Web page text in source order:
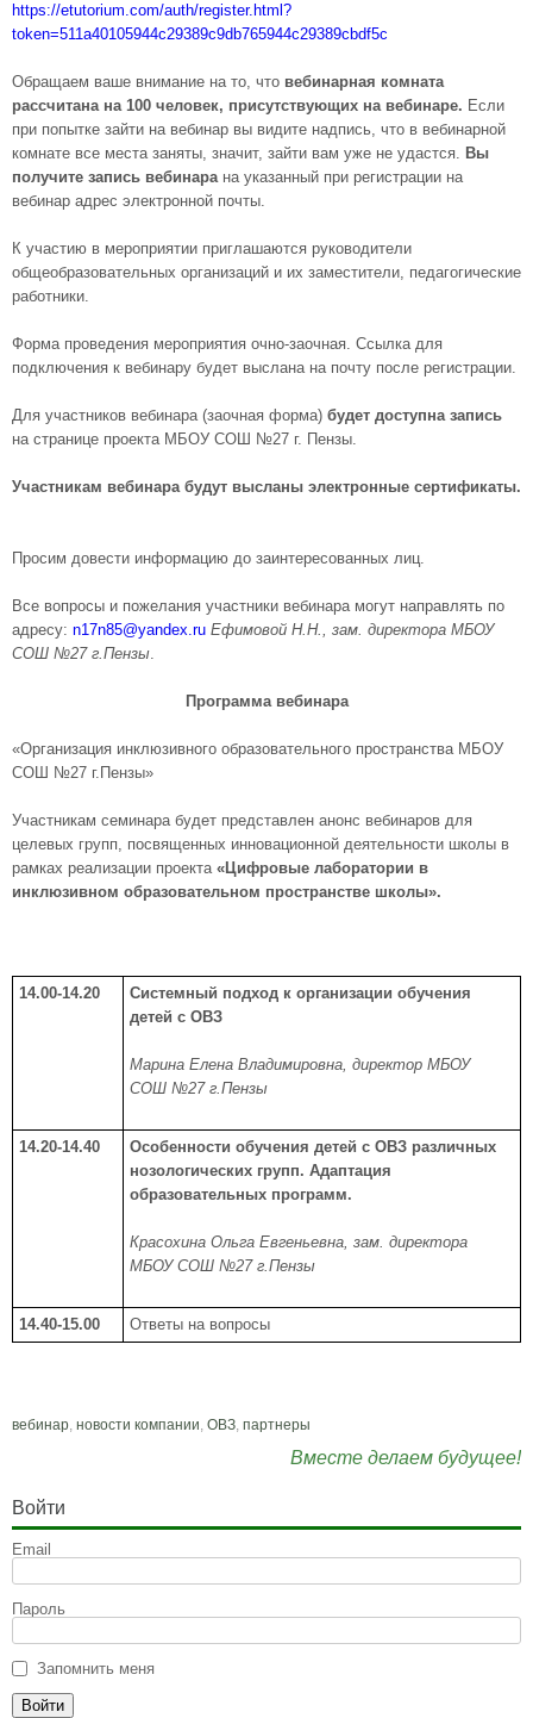
https://etutorium.com/auth/register.html?
token=511a40105944c29389c9db765944c29389cbdf5c
Обращаем ваше внимание на то, что вебинарная комната
рассчитана на 100 человек, присутствующих на вебинаре. Если
при попытке зайти на вебинар вы видите надпись, что в вебинарной
комнате все места заняты, значит, зайти вам уже не удастся. Вы
получите запись вебинарана указанный при регистрации на
вебинар адрес электронной почты.
К участию в мероприятии приглашаются руководители
общеобразовательных организаций и их заместители, педагогические
работники.
Форма проведения мероприятия очно-заочная. Ссылка для
подключения к вебинару будет выслана на почту после регистрации.
Для участников вебинара (заочная форма) будет доступна запись
на странице проекта МБОУ СОШ №27 г. Пензы.
Участникам вебинара будут высланы электронные сертификаты.
Просим довести информацию до заинтересованных лиц.
Все вопросы и пожелания участники вебинара могут направлять по
адресу: n17n85@yandex.ru Ефимовой Н.Н., зам. директора МБОУ
СОШ №27 г.Пензы.
Программа вебинара
«Организация инклюзивного образовательного пространства МБОУ
СОШ №27 г.Пензы»
Участникам семинара будет представлен анонс вебинаров для
целевых групп, посвященных инновационной деятельности школы в
рамках реализации проекта«Цифровые лаборатории в
инклюзивном образовательном пространстве школы».
14.00-14.20
Системный подход к организации обучения
детей с ОВЗ
Марина Елена Владимировна, директор МБОУ
СОШ №27 г.Пензы
14.20-14.40
Особенности обучения детей с ОВЗ различных
нозологических групп. Адаптация
образовательных программ.
Красохина Ольга Евгеньевна, зам. директора
МБОУ СОШ №27 г.Пензы
14.40-15.00 Ответы на вопросы
вебинар, новости компании, ОВЗ, партнеры
Вместе делаем будущее!
Войти
Email
Пароль
Запомнить меня